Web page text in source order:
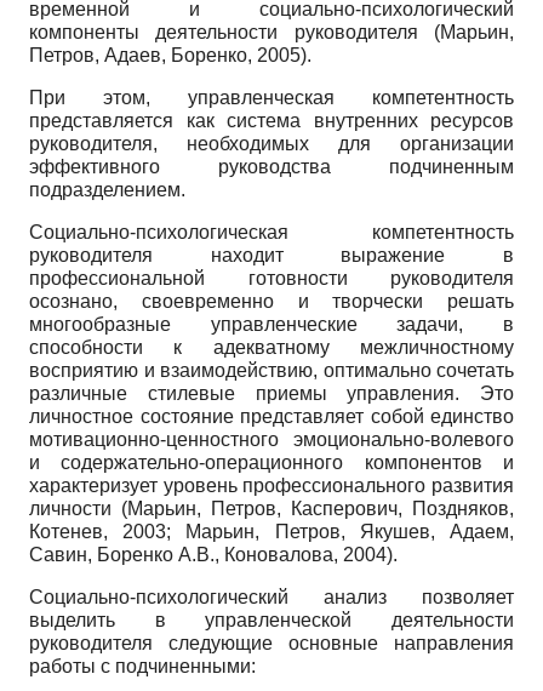
временной и социально-психологический
компоненты деятельности руководителя (Марьин,
Петров, Адаев, Боренко, 2005).
При этом, управленческая компетентность
представляется как система внутренних ресурсов
руководителя, необходимых для организации
эффективного руководства подчиненным
подразделением.
Социально-психологическая компетентность
руководителя находит выражение в
профессиональной готовности руководителя
осознано, своевременно и творчески решать
многообразные управленческие задачи, в
способности к адекватному межличностному
восприятию и взаимодействию, оптимально сочетать
различные стилевые приемы управления. Это
личностное состояние представляет собой единство
мотивационно-ценностного эмоционально-волевого
и содержательно-операционного компонентов и
характеризует уровень профессионального развития
личности (Марьин, Петров, Касперович, Поздняков,
Котенев, 2003; Марьин, Петров, Якушев, Адаем,
Савин, Боренко А.В., Коновалова, 2004).
Социально-психологический анализ позволяет
выделить в управленческой деятельности
руководителя следующие основные направления
работы с подчиненными: